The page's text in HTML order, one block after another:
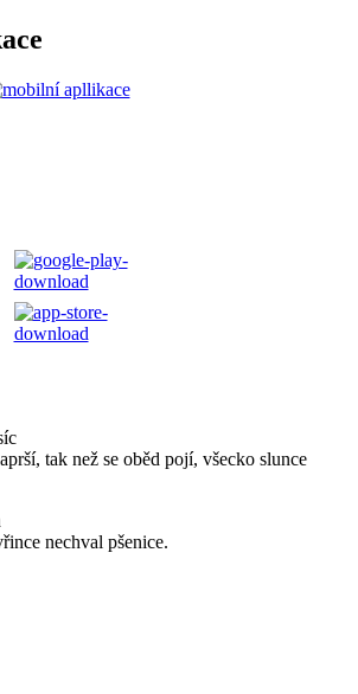
tak než se oběd pojí, všecko slunce
nechval pšenice.